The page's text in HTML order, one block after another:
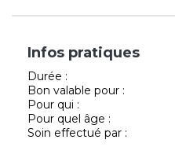
Infos pratiques
Durée :
Bon valable pour :
Pour qui :
Pour quel âge :
Soin effectué par :